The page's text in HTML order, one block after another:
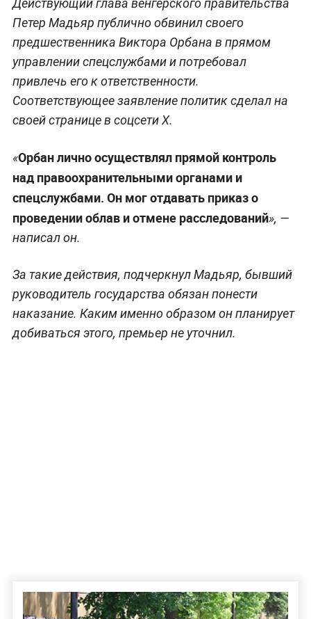
Действующий глава венгерского правительства
Петер Мадьяр публично обвинил своего
предшественника Виктора Орбана в прямом
управлении спецслужбами и потребовал
привлечь его к ответственности.
Соответствующее заявление политик сделал на
своей странице в соцсети X.
«Орбан лично осуществлял прямой контроль
над правоохранительными органами и
спецслужбами. Он мог отдавать приказ о
проведении облав и отмене расследований», —
написал он.
За такие действия, подчеркнул Мадьяр, бывший
руководитель государства обязан понести
наказание. Каким именно образом он планирует
добиваться этого, премьер не уточнил.